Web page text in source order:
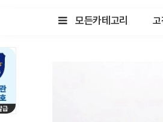
모든카테고리 고